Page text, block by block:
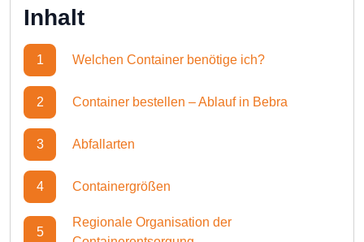
Inhalt
1 Welchen Container benötige ich?
2 Container bestellen – Ablauf in Bebra
3 Abfallarten
4 Containergrößen
5
Regionale Organisation der